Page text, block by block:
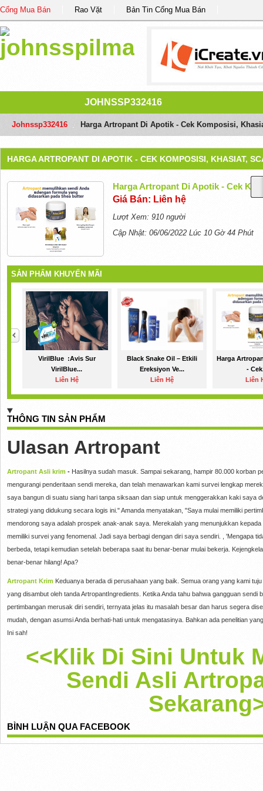
Cổng Mua Bán Rao Vặt Bản Tin Cổng Mua Bán
JOHNSSP332416
Johnssp332416 Harga Artropant Di Apotik - Cek Komposisi,
HARGA ARTROPANT DI APOTIK - CEK KOMPOSISI, KHASIAT,
Harga Artropant Di Apotik - Cek
Giá Bán: Liên hệ
Lượt Xem: 910 người
Cập Nhật: 06/06/2022 Lúc 10 Gờ 44 Phút
SẢN PHẨM KHUYẾN MÃI
VirilBlue :Avis Sur
VirilBlue...
Liên Hệ
Black Snake Oil – Etkili
Ereksiyon Ve...
Liên Hệ
Harga
-
Liên
THÔNG TIN SẢN PHẨM
Ulasan Artropant
Artropant Asli krim - Hasilnya sudah masuk. Sampai sekarang, hampir 80.000 korban
mengurangi penderitaan sendi mereka, dan telah menawarkan kami survei lengkap
saya bangun di suatu siang hari tanpa siksaan dan siap untuk menggerakkan kaki saya
strategi yang didukung secara logis ini." Amanda menyatakan, "Saya mulai memiliki
mendorong saya adalah prospek anak-anak saya. Merekalah yang menunjukkan
memiliki survei yang fenomenal. Jadi saya berbagi dengan diri saya sendiri. , 'Mengapa
berbeda, tetapi kemudian setelah beberapa saat itu benar-benar mulai bekerja.
benar-benar hilang! Apa?
Artropant KrimKeduanya berada di perusahaan yang baik. Semua orang yang kami
yang disambut oleh tanda ArtropantIngredients. Ketika Anda tahu bahwa gangguan
pertimbangan merusak diri sendiri, ternyata jelas itu masalah besar dan harus segera
mudah, dengan asumsi Anda berhati-hati untuk mengatasinya. Bahkan ada penelitian
Ini sah!
<<Klik Di Sini Untuk
Sendi Asli
BÌNH LUẬN QUA FACEBOOK